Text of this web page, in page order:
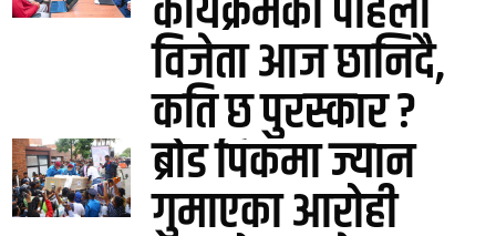
विजेता आज छानिदै,
कति छ पुरस्कार ?
ब्रोड पिकमा ज्यान
गुमाएका आरोही